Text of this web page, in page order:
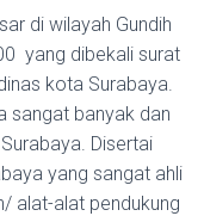
di wilayah Gundih
yang dibekali surat
kota Surabaya.
sangat banyak dan
Disertai
yang sangat ahli
alat-alat pendukung